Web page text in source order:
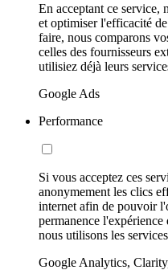
En acceptant ce service,
et optimiser l'efficacité
faire, nous comparons
celles des fournisseurs
utilisiez déjà leurs
Google Ads
Performance
Si vous acceptez ces
anonymement les clics
internet afin de pouvoir
permanence
nous utilisons les
Google Analytics,